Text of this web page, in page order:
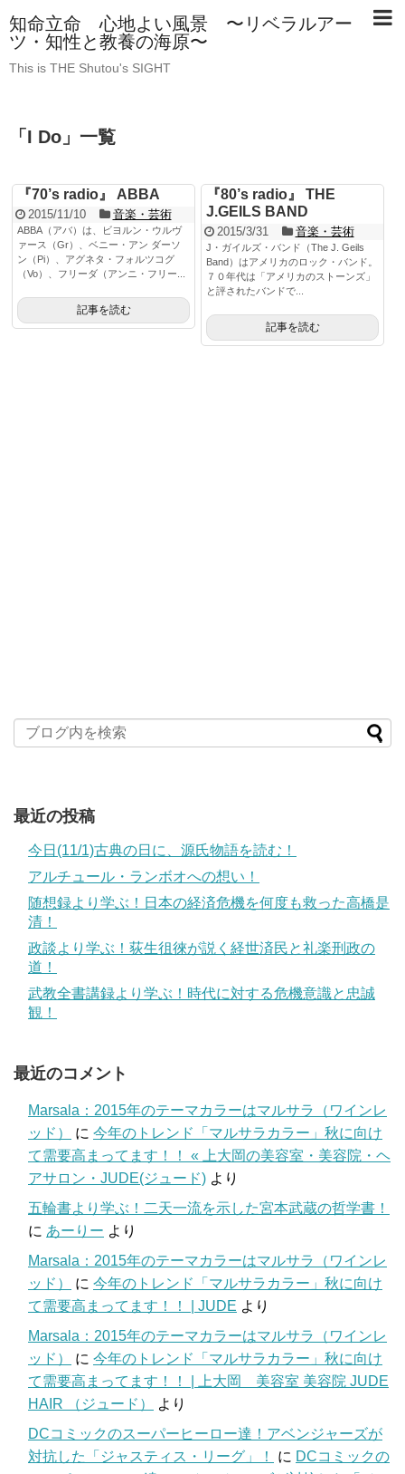
知命立命 心地よい風景 〜リベラルアー
ツ・知性と教養の海原〜
This is THE Shutou's SIGHT
「 I Do 」 一覧
『70’s radio』 ABBA
2015/11/10 音楽・芸術
ABBA（アバ）は、ビヨルン・ウルヴ
ァース（Gr）、ベニー・アン ダーソ
ン（Pi）、アグネタ・フォルツコグ
（Vo）、フリーダ（アンニ・フリー...
記事を読む
『80’s radio』 THE
J.GEILS BAND
2015/3/31 音楽・芸術
J・ガイルズ・バンド（The J. Geils
Band）はアメリカのロック・バンド。
７０年代は「アメリカのストーンズ」
と評されたバンドで...
記事を読む
最近の投稿
今日(11/1)古典の日に、源氏物語を読む！
アルチュール・ランボオへの想い！
随想録より学ぶ！日本の経済危機を何度も救った高橋是
清！
政談より学ぶ！荻生徂徠が説く経世済民と礼楽刑政の
道！
武教全書講録より学ぶ！時代に対する危機意識と忠誠
観！
最近のコメント
Marsala：2015年のテーマカラーはマルサラ（ワインレ
ッド）
に 今年のトレンド「マルサラカラー」秋に向け
て需要高まってます！！ « 上大岡の美容室・美容院・ヘ
アサロン・JUDE(ジュード) より
五輪書より学ぶ！二天一流を示した宮本武蔵の哲学書！
に あーりー より
Marsala：2015年のテーマカラーはマルサラ（ワインレ
ッド）
に 今年のトレンド「マルサラカラー」秋に向け
て需要高まってます！！ | JUDE より
Marsala：2015年のテーマカラーはマルサラ（ワインレ
ッド）
に 今年のトレンド「マルサラカラー」秋に向け
て需要高まってます！！ | 上大岡 美容室 美容院 JUDE
HAIR （ジュード）
より
DCコミックのスーパーヒーロー達！アベンジャーズが
対抗した「ジャスティス・リーグ」！
に DCコミックの